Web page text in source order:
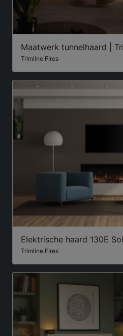
Maatwerk tunnelhaard |
Trimline Fires
Elektrische haard 130E
Trimline Fires